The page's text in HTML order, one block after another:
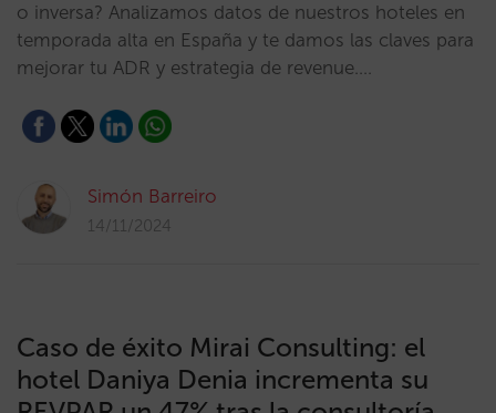
o inversa? Analizamos datos de nuestros hoteles en
temporada alta en España y te damos las claves para
mejorar tu ADR y estrategia de revenue.…
Simón Barreiro
14/11/2024
Caso de éxito Mirai Consulting: el
hotel Daniya Denia incrementa su